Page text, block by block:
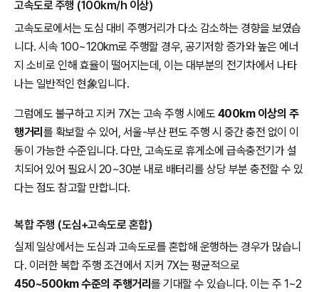
고속도로 주행 (100km/h 이상)
고속도로에서는 도심 대비 주행거리가 다소 감소하는 경향을 보였습
니다. 시속 100~120km로 주행할 경우, 공기저항 증가와 높은 에너
지 소비로 인해 효율이 떨어지는데, 이는 대부분의 전기차에서 나타
나는 일반적인 현象입니다.
그럼에도 불구하고 지커 7X는 고속 주행 시에도 400km 이상의 주
행거리 를 확보할 수 있어, 서울-부산 편도 주행 시 중간 충전 없이 이
동이 가능한 수준입니다. 다만, 고속도로 휴게소에 급속충전기가 설
치되어 있어 필요시 20~30분 내로 배터리를 상당 부분 충전할 수 있
다는 점도 참고할 만합니다.
복합 주행 (도심+고속도로 혼합)
실제 일상에서는 도심과 고속도로를 혼합해 운행하는 경우가 많습니
다. 이러한 복합 주행 조건에서 지커 7X는 평균적으로
450~500km 수준의 주행거리를 기대할 수 있습니다. 이는 주 1~2